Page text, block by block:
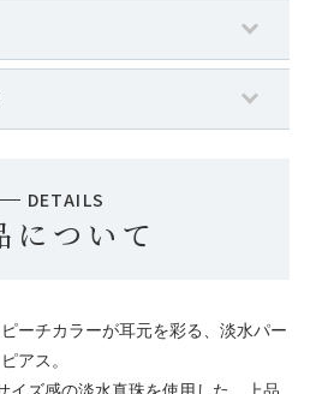
DETAILS
について
ーチカラーが耳元を彩る、淡水パー
アス。
イズ感の淡水真珠を使用した、上品